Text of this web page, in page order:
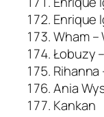
Enrique
Wham –
Łobuzy
Rihanna
Ania
Kankan